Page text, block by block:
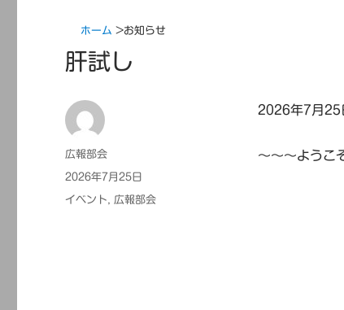
ホーム >お知らせ
肝試し
2026年7月25
～～～ようこ
投
稿
広報部会
投
稿
2026年7月25日
カ
イベント, 広報部会